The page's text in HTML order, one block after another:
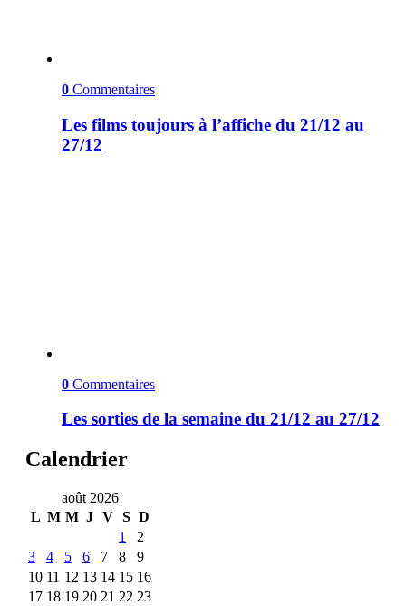
0 Commentaires
Les films toujours à l’affiche du 21/12 au
27/12
0 Commentaires
Les sorties de la semaine du 21/12 au 27/12
Calendrier
août 2026
L M M J V S D
1
2
3
4 5 6 7 8
9
10 11 12 13 14 15 16
17 18 19 20 21 22 23